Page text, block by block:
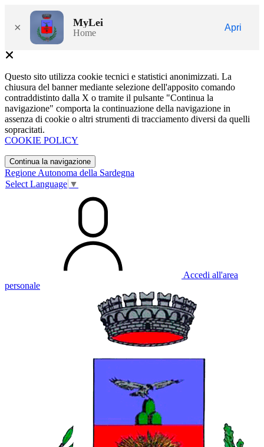
× MyLei
Home
Apri
Questo sito utilizza cookie tecnici e statistici anonimizzati. La
chiusura del banner mediante selezione dell'apposito comando
contraddistinto dalla X o tramite il pulsante "Continua la
navigazione" comporta la continuazione della navigazione in
assenza di cookie o altri strumenti di tracciamento diversi da quelli
sopracitati.
COOKIE POLICY
Continua la navigazione
Regione Autonoma della Sardegna
Select Language ▼
Accedi all'area
personale